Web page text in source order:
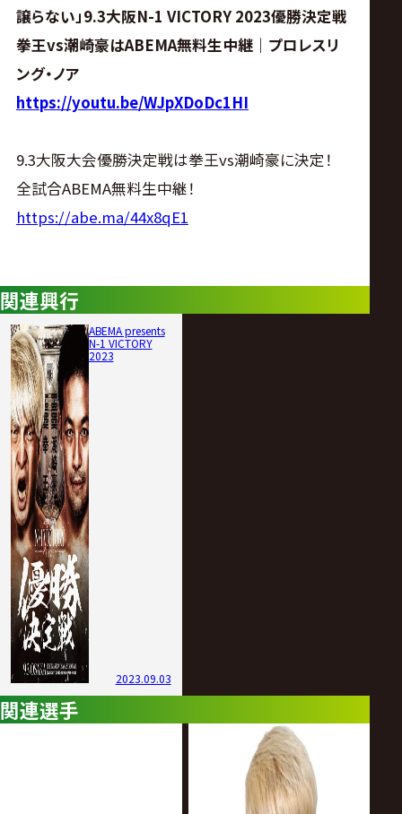
公
式
サ
イ
譲らない」9.3大阪N-1 VICTORY 2023優勝決定戦
拳王vs潮崎豪はABEMA無料生中継｜プロレスリ
ング・ノア
https://youtu.be/WJpXDoDc1HI
9.3大阪大会優勝決定戦は拳王vs潮崎豪に決定！
全試合ABEMA無料生中継！
https://abe.ma/44x8qE1
関連興行
ABEMA presents
N-1 VICTORY
2023
2023.09.03
関連選手